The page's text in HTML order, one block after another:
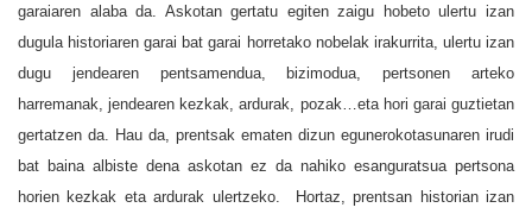
garaiaren alaba da. Askotan gertatu egiten zaigu hobeto ulertu izan
dugula historiaren garai bat garai horretako nobelak irakurrita, ulertu izan
dugu jendearen pentsamendua, bizimodua, pertsonen arteko
harremanak, jendearen kezkak, ardurak, pozak…eta hori garai guztietan
gertatzen da. Hau da, prentsak ematen dizun egunerokotasunaren irudi
bat baina albiste dena askotan ez da nahiko esanguratsua pertsona
horien kezkak eta ardurak ulertzeko. Hortaz, prentsan historian izan